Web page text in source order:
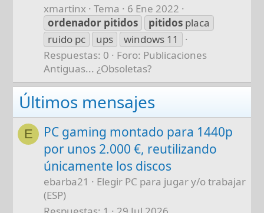
xmartinx Tema
6 Ene 2022
ordenador pitidos pitidos placa
ruido pc
ups
windows 11
Respuestas: 0
Foro: Publicaciones
Antiguas... ¿Obsoletas?
Últimos mensajes
E
PC gaming montado para 1440p
por unos 2.000 €, reutilizando
únicamente los discos
ebarba21
Elegir PC para jugar y/o trabajar
(ESP)